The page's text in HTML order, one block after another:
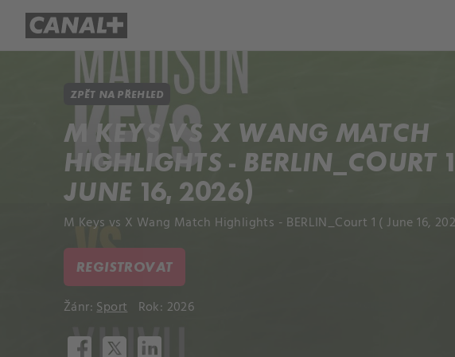
ZPĚT NA PŘEHLED
M KEYS VS X WANG MATCH
HIGHLIGHTS - BERLIN_COURT
JUNE 16, 2026)
M Keys vs X Wang Match Highlights - BERLIN_Court 1 ( June 16,
REGISTROVAT
Žánr:Sport Rok: 2026